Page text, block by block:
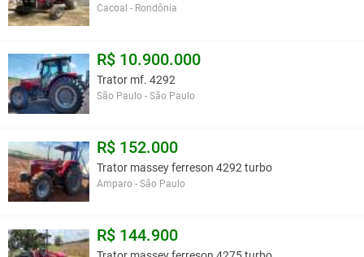
Cacoal - Rondônia
R$ 10.900.000
Trator mf. 4292
São Paulo - São Paulo
R$ 152.000
Trator massey ferreson 4292 turbo
Amparo - São Paulo
R$ 144.900